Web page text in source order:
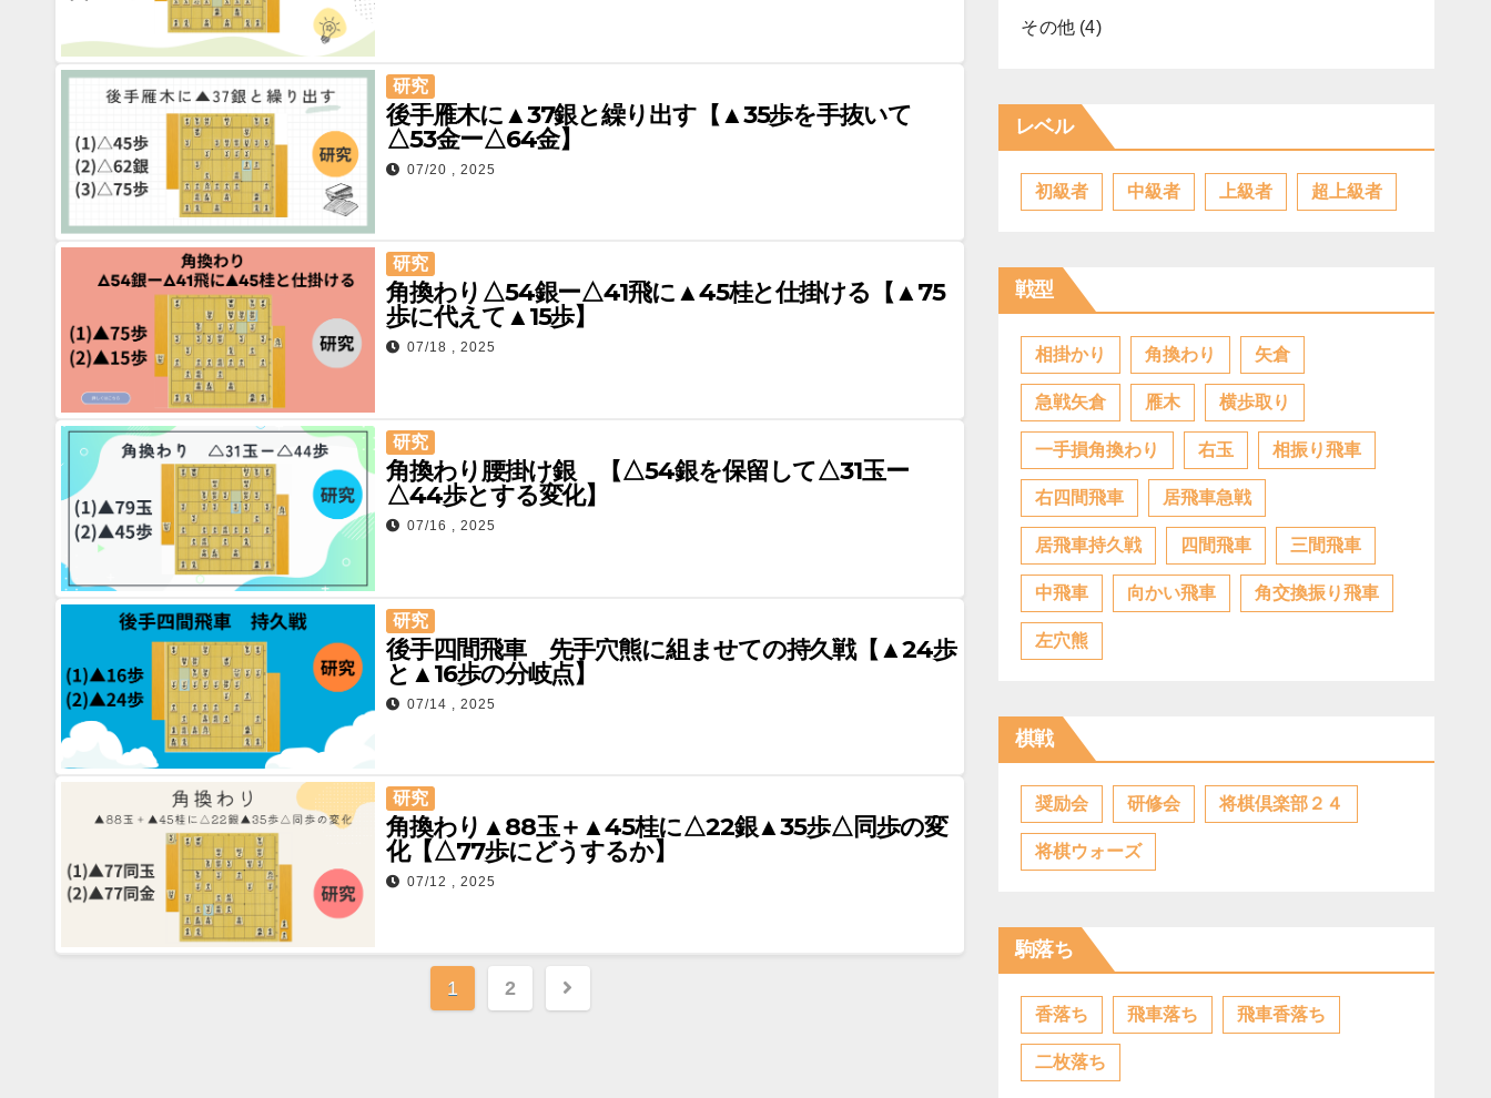
研究
後手雁木に▲37銀と繰り出す【▲35歩を手抜いて
△53金ー△64金】
07/20 , 2025
研究
角換わり△54銀ー△41飛に▲45桂と仕掛ける【▲75
歩に代えて▲15歩】
07/18 , 2025
研究
角換わり腰掛け銀 【△54銀を保留して△31玉ー
△44歩とする変化】
07/16 , 2025
研究
後手四間飛車 先手穴熊に組ませての持久戦【▲24歩
と▲16歩の分岐点】
07/14 , 2025
研究
角換わり▲88玉＋▲45桂に△22銀▲35歩△同歩の変
化【△77歩にどうするか】
07/12 , 2025
投
1 2
その他(4)
レベル
初級者 中級者 上級者 超上級者
戦型
相掛かり 角換わり 矢倉
急戦矢倉 雁木 横歩取り
一手損角換わり 右玉 相振り飛車
右四間飛車 居飛車急戦
居飛車持久戦 四間飛車 三間飛車
中飛車 向かい飛車 角交換振り飛車
左穴熊
棋戦
奨励会 研修会 将棋倶楽部２４
将棋ウォーズ
駒落ち
香落ち 飛車落ち 飛車香落ち
二枚落ち